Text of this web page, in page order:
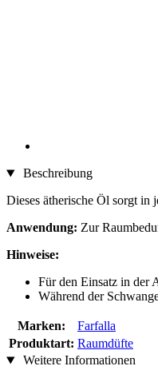
Beschreibung
Dieses ätherische Öl sorgt in
Anwendung: Zur
Hinweise:
Für den Einsatz in der
Während der
Marken:
Farfalla
Produktart: Raumdüfte
Weitere Informationen